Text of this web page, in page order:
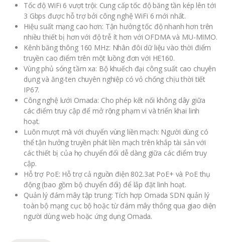
Tốc độ WiFi 6 vượt trội: Cung cấp tốc độ băng tần kép lên tới
3 Gbps được hỗ trợ bởi công nghệ WiFi 6 mới nhất.
Hiệu suất mạng cao hơn: Tận hưởng tốc độ nhanh hơn trên
nhiều thiết bị hơn với độ trễ ít hơn với OFDMA và MU-MIMO.
Kênh băng thông 160 MHz: Nhân đôi dữ liệu vào thời điểm
truyền cao điểm trên một luồng đơn với HE160.
Vùng phủ sóng tầm xa: Bộ khuếch đại công suất cao chuyên
dụng và ăng-ten chuyên nghiệp có vỏ chống chịu thời tiết
IP67.
Công nghệ lưới Omada: Cho phép kết nối không dây giữa
các điểm truy cập để mở rộng phạm vi và triển khai linh
hoạt.
Luôn mượt mà với chuyển vùng liền mạch: Người dùng có
thể tận hưởng truyền phát liền mạch trên khắp tài sản với
các thiết bị của họ chuyển đổi dễ dàng giữa các điểm truy
cập.
Hỗ trợ PoE: Hỗ trợ cả nguồn điện 802.3at PoE+ và PoE thụ
động (bao gồm bộ chuyển đổi) để lắp đặt linh hoạt.
Quản lý đám mây tập trung: Tích hợp Omada SDN quản lý
toàn bộ mạng cục bộ hoặc từ đám mây thông qua giao diện
người dùng web hoặc ứng dụng Omada.